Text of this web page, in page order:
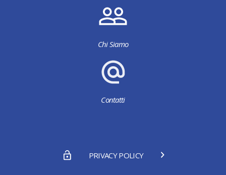
Chi Siamo
Contatti
PRIVACY POLICY